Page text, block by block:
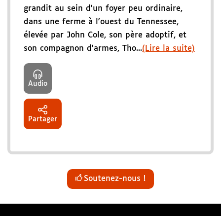
grandit au sein d'un foyer peu ordinaire,
dans une ferme à l'ouest du Tennessee,
élevée par John Cole, son père adoptif, et
son compagnon d'armes, Tho...(Lire la suite)
Audio
Partager
Soutenez-nous !